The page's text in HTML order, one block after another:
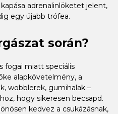
adrenalinlöketet jelent,
egy újabb trófea.
során?
fogai miatt speciális
alapkövetelmény, a
wobblerek, gumihalak –
hogy sikeresen becsapd.
kedvez a csukázásnak,